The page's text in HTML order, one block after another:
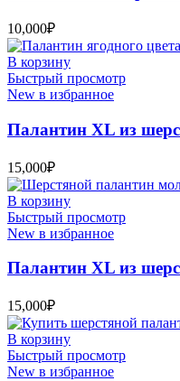
10,000₽
В корзину
Быстрый просмотр
New в избранное
Палантин XL из
15,000₽
В корзину
Быстрый просмотр
New в избранное
Палантин XL из
15,000₽
В корзину
Быстрый просмотр
New в избранное